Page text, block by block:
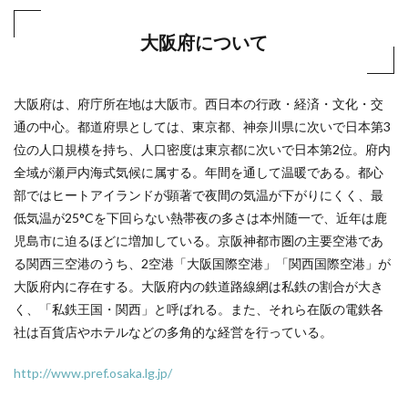
大阪府について
大阪府は、府庁所在地は大阪市。西日本の行政・経済・文化・交
通の中心。都道府県としては、東京都、神奈川県に次いで日本第3
位の人口規模を持ち、人口密度は東京都に次いで日本第2位。府内
全域が瀬戸内海式気候に属する。年間を通して温暖である。都心
部ではヒートアイランドが顕著で夜間の気温が下がりにくく、最
低気温が25°Cを下回らない熱帯夜の多さは本州随一で、近年は鹿
児島市に迫るほどに増加している。京阪神都市圏の主要空港であ
る関西三空港のうち、2空港「大阪国際空港」「関西国際空港」が
大阪府内に存在する。大阪府内の鉄道路線網は私鉄の割合が大き
く、「私鉄王国・関西」と呼ばれる。また、それら在阪の電鉄各
社は百貨店やホテルなどの多角的な経営を行っている。
http://www.pref.osaka.lg.jp/